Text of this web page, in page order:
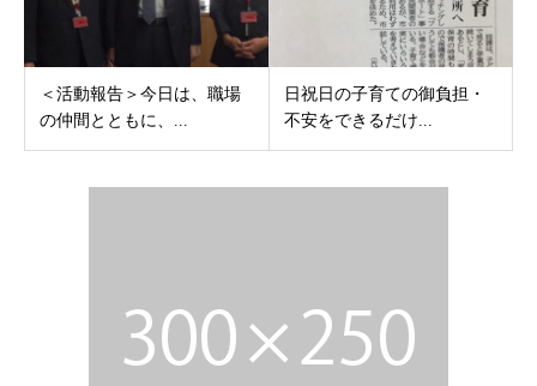
＜活動報告＞今日は、職場
の仲間とともに、...
日祝日の子育ての御負担・
不安をできるだけ...